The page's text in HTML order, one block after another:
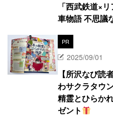
「西武鉄道×
車物語 不思議
PR
2025/09/01
【所沢なび読
わサクラタウ
精霊とひらか
ゼント